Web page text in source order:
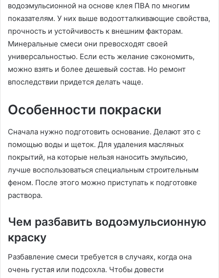
водоэмульсионной на основе клея ПВА по многим
показателям. У них выше водоотталкивающие свойства,
прочность и устойчивость к внешним факторам.
Минеральные смеси они превосходят своей
универсальностью. Если есть желание сэкономить,
можно взять и более дешевый состав. Но ремонт
впоследствии придется делать чаще.
Особенности покраски
Сначала нужно подготовить основание. Делают это с
помощью воды и щеток. Для удаления масляных
покрытий, на которые нельзя наносить эмульсию,
лучше воспользоваться специальным строительным
феном. После этого можно приступать к подготовке
раствора.
Чем разбавить водоэмульсионную
краску
Разбавление смеси требуется в случаях, когда она
очень густая или подсохла. Чтобы довести